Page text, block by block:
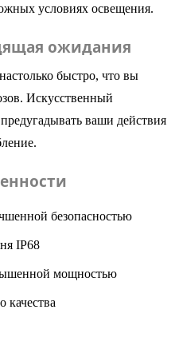
условиях освещения.
ожидания
быстро, что вы
Искусственный
ваши действия
безопасностью
IP68
мощностью
качества